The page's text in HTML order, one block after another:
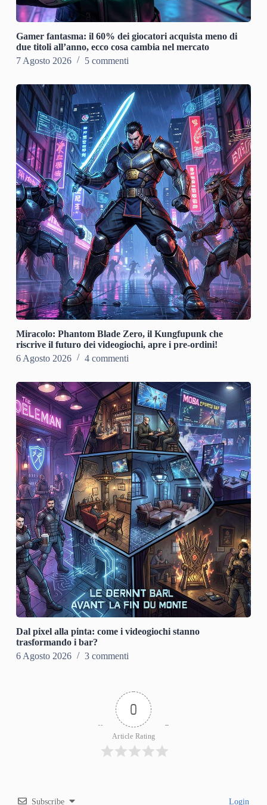
Gamer fantasma: il 60% dei giocatori acquista meno di
due titoli all’anno, ecco cosa cambia nel mercato
7 Agosto 2026
5 commenti
Miracolo: Phantom Blade Zero, il Kungfupunk che
riscrive il futuro dei videogiochi, apre i pre-ordini!
6 Agosto 2026
4 commenti
Dal pixel alla pinta: come i videogiochi stanno
trasformando i bar?
6 Agosto 2026
3 commenti
0
Article Rating
Subscribe Login